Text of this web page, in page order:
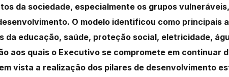
da sociedade, especialmente os grupos
O modelo identificou como principais
da educação, saúde, proteção social, eletricidade,
aos quais o Executivo se compromete em continuar
vista a realização dos pilares de desenvolvimento